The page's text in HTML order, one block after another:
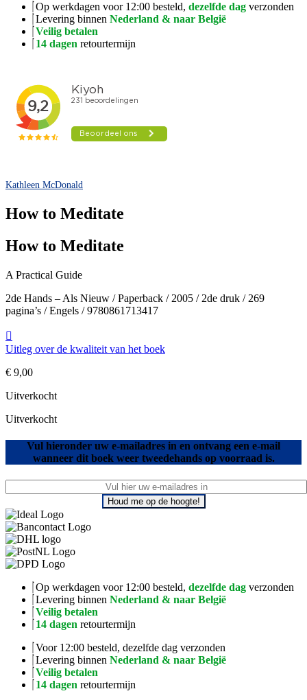
Op werkdagen voor 12:00 besteld, dezelfde dag verzonden
Levering binnen Nederland & naar België
Veilig betalen
14 dagen retourtermijn
Kathleen McDonald
How to Meditate
How to Meditate
A Practical Guide
2de Hands – Als Nieuw / Paperback / 2005 / 2de druk / 269
pagina’s / Engels / 9780861713417
Uitleg over de kwaliteit van het boek
€ 9,00
Uitverkocht
Uitverkocht
Vul hieronder uw e-mailadres in en ontvang een e-mail
wanneer dit boek weer tweedehands op voorraad is.
Houd me op de hoogte!
Op werkdagen voor 12:00 besteld, dezelfde dag verzonden
Levering binnen Nederland & naar België
Veilig betalen
14 dagen retourtermijn
Voor 12:00 besteld, dezelfde dag verzonden
Levering binnen Nederland & naar België
Veilig betalen
14 dagen retourtermijn